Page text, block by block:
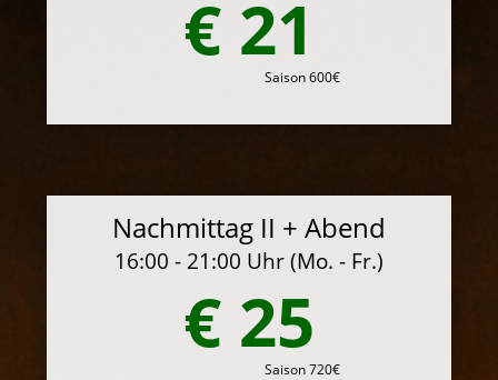
€ 21
Saison 600€
Nachmittag II + Abend
16:00 - 21:00 Uhr (Mo. - Fr.)
€ 25
Saison 720€